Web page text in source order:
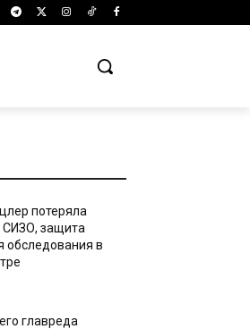
потеряла
СИЗО, защита
обследования в
главреда